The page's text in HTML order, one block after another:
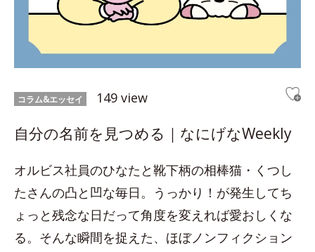
コラム&エッセイ 149 view
自分の名前を見つめる｜なにげなWeekly
オルビス社員のひなたと靴下柄の相棒猫・くつし
たさんの凸と凹な毎日。うっかり！が発生してち
ょっと残念な日だって角度を変えれば愛おしくな
る。そんな瞬間を捉えた、ほぼノンフィクション